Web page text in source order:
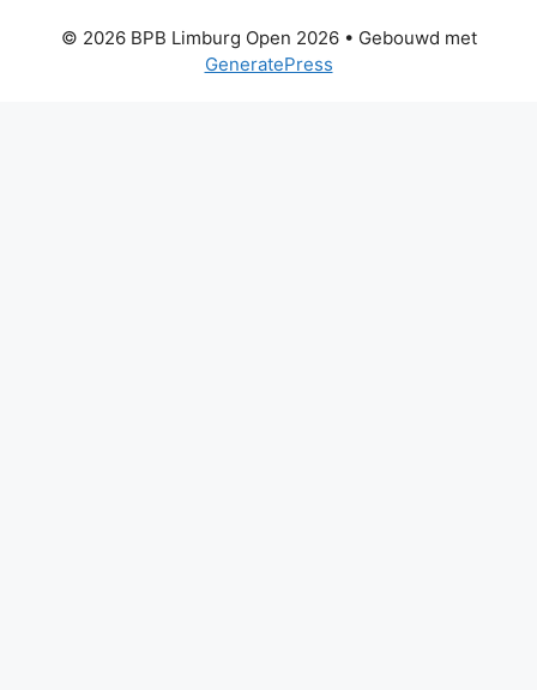
© 2026 BPB Limburg Open 2026• Gebouwd met
GeneratePress